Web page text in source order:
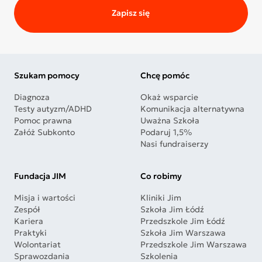
Zapisz się
Szukam pomocy
Diagnoza
Testy autyzm/ADHD
Pomoc prawna
Załóż Subkonto
Chcę pomóc
Okaż wsparcie
Komunikacja alternatywna
Uważna Szkoła
Podaruj 1,5%
Nasi fundraiserzy
Fundacja JIM
Misja i wartości
Zespół
Kariera
Praktyki
Wolontariat
Sprawozdania
Co robimy
Kliniki Jim
Szkoła Jim Łódź
Przedszkole Jim Łódź
Szkoła Jim Warszawa
Przedszkole Jim Warszawa
Szkolenia